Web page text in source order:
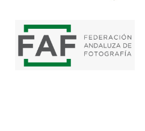
HUELVA Y SUS
FOTÓGRAFOS